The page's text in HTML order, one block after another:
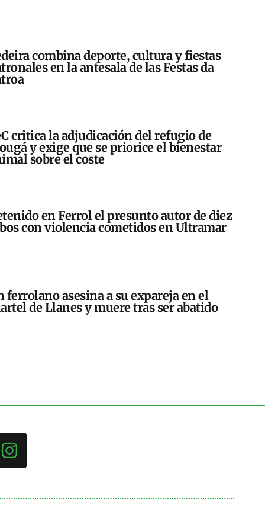
combina deporte, cultura y fiestas
en la antesala de las Festas da
critica la adjudicación del refugio de
y exige que se priorice el bienestar
sobre el coste
en Ferrol el presunto autor de diez
con violencia cometidos en Ultramar
ferrolano asesina a su expareja en el
de Llanes y muere tras ser abatido